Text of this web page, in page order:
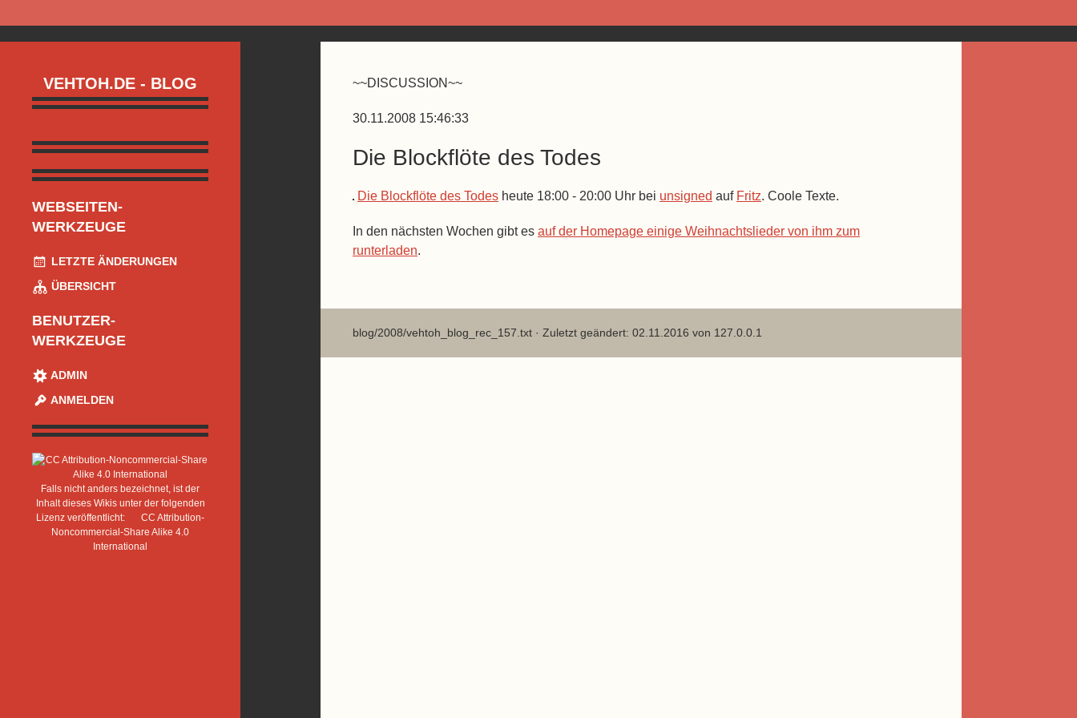
VEHTOH.DE - BLOG
WEBSEITEN-
WERKZEUGE
LETZTE ÄNDERUNGEN
ÜBERSICHT
BENUTZER-
WERKZEUGE
ADMIN
ANMELDEN
Falls nicht anders bezeichnet, ist der
Inhalt dieses Wikis unter der folgenden
Lizenz veröffentlicht:
CC Attribution-
Noncommercial-Share Alike 4.0
International
~~DISCUSSION~~
30.11.2008 15:46:33
Die Blockflöte des Todes
Die Blockflöte des Todes heute 18:00 - 20:00 Uhr bei unsigned auf Fritz. Coole Texte.
In den nächsten Wochen gibt es auf der Homepage einige Weihnachtslieder von ihm zum
runterladen.
blog/2008/vehtoh_blog_rec_157.txt · Zuletzt geändert: 02.11.2016 von 127.0.0.1